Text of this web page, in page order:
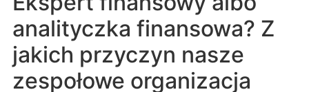
analityczka finansowa? Z
jakich przyczyn nasze
zespołowe organizacja